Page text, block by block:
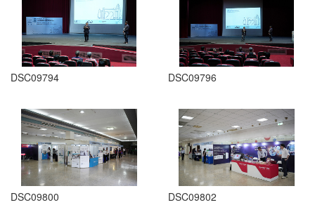
DSC09794 DSC09796
DSC09800 DSC09802